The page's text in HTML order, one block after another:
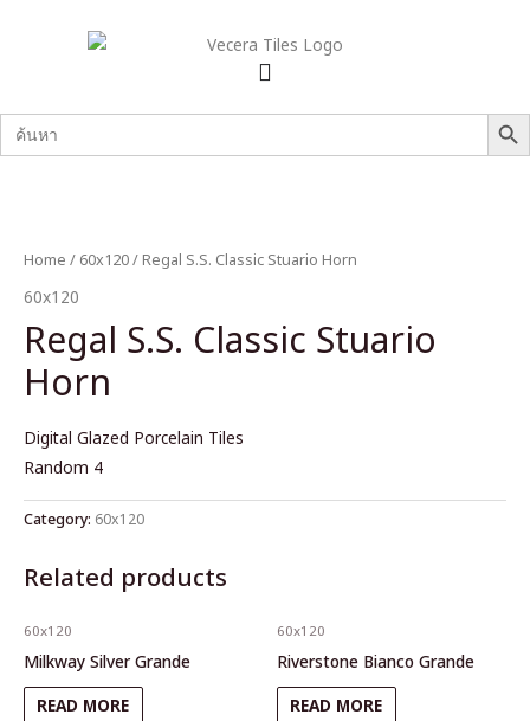
Search
for:
SEARCH
Home / 60x120/ Regal S.S. Classic Stuario Horn
60x120
Regal S.S. Classic Stuario
Horn
Digital Glazed Porcelain Tiles
Random 4
Category: 60x120
Related products
60x120
Milkway Silver Grande
READ MORE
60x120
Riverstone Bianco Grande
READ MORE